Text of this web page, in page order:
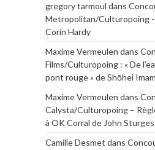
gregory tarmoul dans
Metropolitan/Culturopoing -
Corin Hardy
Maxime Vermeulen dans
Films/Culturopoing : « De
pont rouge » de Shōhei
Maxime Vermeulen dans
Calysta/Culturopoing –
à OK Corral de John Sturges
Camille Desmet dans